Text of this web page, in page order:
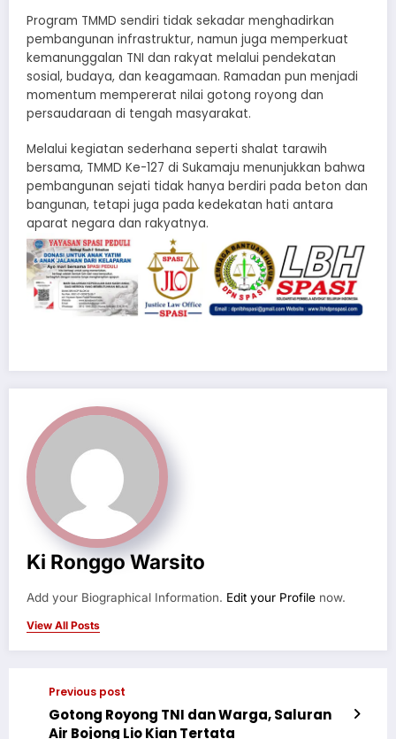
Program TMMD sendiri tidak sekadar menghadirkan
pembangunan infrastruktur, namun juga memperkuat
kemanunggalan TNI dan rakyat melalui pendekatan
sosial, budaya, dan keagamaan. Ramadan pun menjadi
momentum mempererat nilai gotong royong dan
persaudaraan di tengah masyarakat.
Melalui kegiatan sederhana seperti shalat tarawih
bersama, TMMD Ke-127 di Sukamaju menunjukkan bahwa
pembangunan sejati tidak hanya berdiri pada beton dan
bangunan, tetapi juga pada kedekatan hati antara
aparat negara dan rakyatnya.
Ki Ronggo Warsito
Add your Biographical Information. Edit your Profile now.
View All Posts
Previous post
Gotong Royong TNI dan Warga, Saluran
Air Bojong Lio Kian Tertata